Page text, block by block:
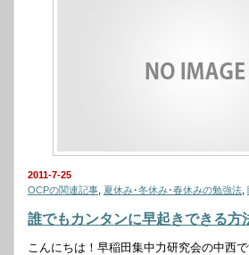
2011-7-25
OCPの関連記事 夏休み･冬休み･春休みの勉強法
誰でもカンタンに早起きできる方
こんにちは！早稲田集中力研究会の中西